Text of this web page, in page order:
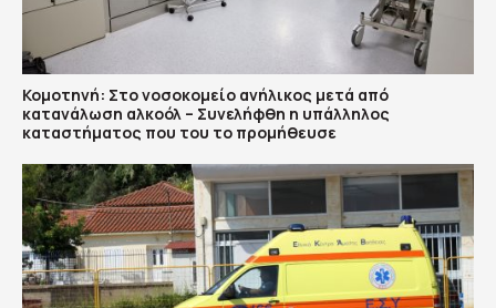
Κομοτηνή: Στο νοσοκομείο ανήλικος μετά από
κατανάλωση αλκοόλ – Συνελήφθη η υπάλληλος
καταστήματος που του το προμήθευσε